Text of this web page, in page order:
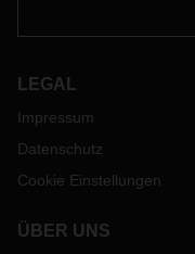
LEGAL
Impressum
Datenschutz
Cookie Einstellungen
ÜBER UNS